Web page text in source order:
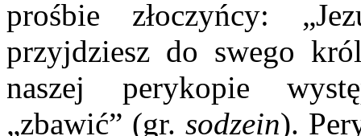
prośbie złoczyńcy:
przyjdziesz do swego
naszej perykopie
„zbawić” (gr. sodzein).